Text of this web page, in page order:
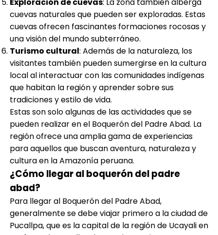
cuevas naturales que pueden ser exploradas. Estas
cuevas ofrecen fascinantes formaciones rocosas y
una visión del mundo subterráneo.
Turismo cultural: Además de la naturaleza, los
visitantes también pueden sumergirse en la cultura
local al interactuar con las comunidades indígenas
que habitan la región y aprender sobre sus
tradiciones y estilo de vida.
Estas son solo algunas de las actividades que se
pueden realizar en el Boquerón del Padre Abad. La
región ofrece una amplia gama de experiencias
para aquellos que buscan aventura, naturaleza y
cultura en la Amazonía peruana.
¿Cómo llegar al boquerón del padre
abad?
Para llegar al Boquerón del Padre Abad,
generalmente se debe viajar primero a la ciudad de
Pucallpa, que es la capital de la región de Ucayali en